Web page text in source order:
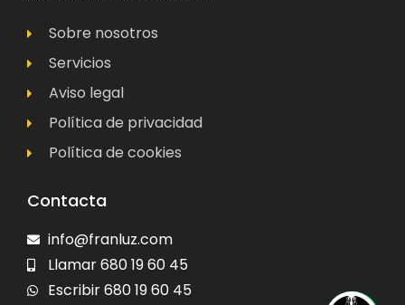
Sobre nosotros
Servicios
Aviso legal
Política de privacidad
Política de cookies
Contacta
info@franluz.com
Llamar 680 19 60 45
Escribir 680 19 60 45